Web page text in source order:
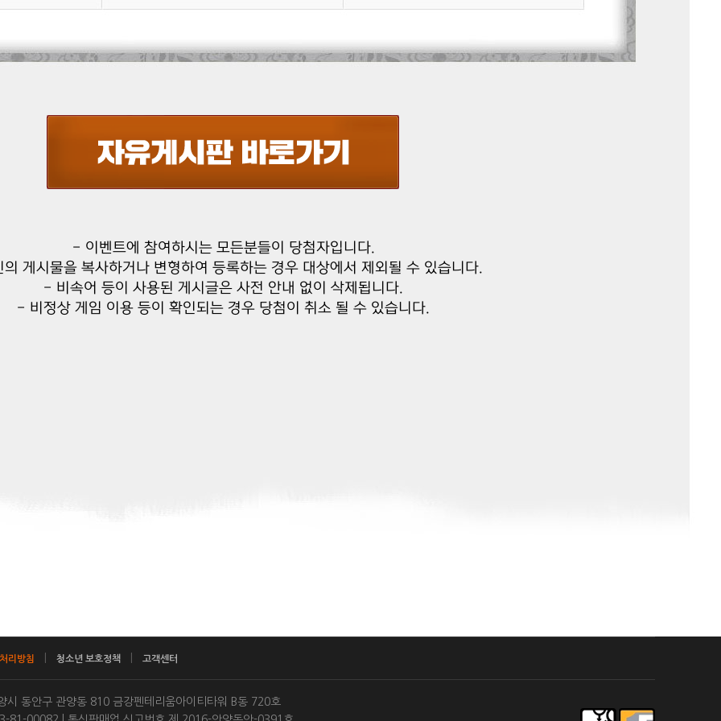
- 이벤트에 참여하시는 모든분들이 당첨자입니다.
게시물을 복사하거나 변형하여 등록하는 경우 대상에서 제외될 수 있습니다.
- 비속어 등이 사용된 게시글은 사전 안내 없이 삭제됩니다.
- 비정상 게임 이용 등이 확인되는 경우 당첨이 취소 될 수 있습니다.
리방침 청소년 보호정책 고객센터
시 동안구 관양동 810 금강펜테리움아이티타워 B동 720호